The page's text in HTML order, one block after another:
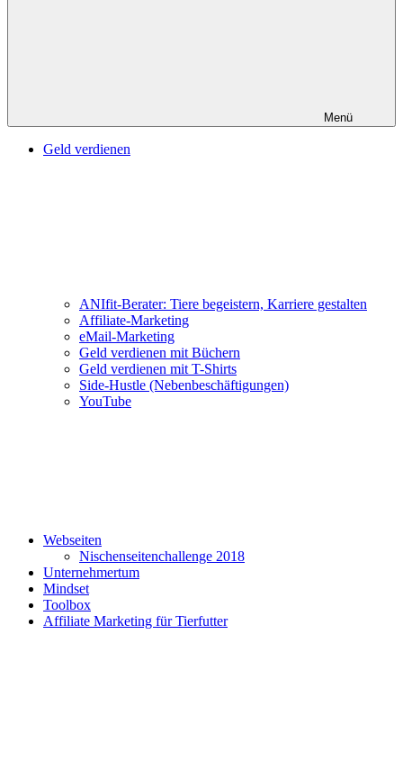
Menü
Geld verdienen
ANIfit-Berater: Tiere begeistern, Karriere gestalten
Affiliate-Marketing
eMail-Marketing
Geld verdienen mit Büchern
Geld verdienen mit T-Shirts
Side-Hustle (Nebenbeschäftigungen)
YouTube
Webseiten
Nischenseitenchallenge 2018
Unternehmertum
Mindset
Toolbox
Affiliate Marketing für Tierfutter